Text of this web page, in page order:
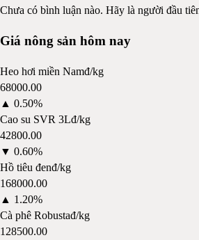
Chưa có bình luận nào. Hãy là người đầu
Giá nông sản hôm nay
Heo hơi miền Namđ/kg
68000.00
▲ 0.50%
Cao su SVR 3Lđ/kg
42800.00
▼ 0.60%
Hồ tiêu đenđ/kg
168000.00
▲ 1.20%
Cà phê Robustađ/kg
128500.00